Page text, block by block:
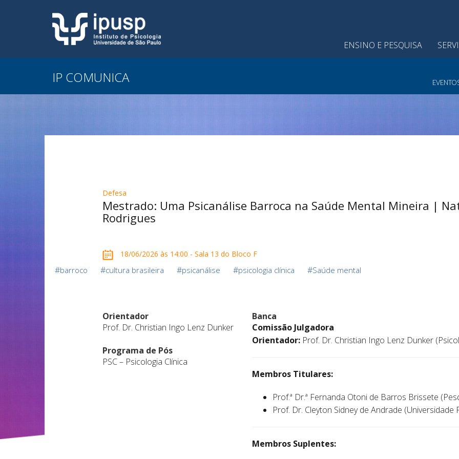
ENSINO E PESQUISA
IP COMUNICA
Defesa
Mestrado: Uma Psicanálise Barroca na Saúde Mental Mineira |
Rodrigues
18/06/2026 às 14:00 - Sala 13 do Bloco F
#barroco #cultura brasileira #psicanálise #psicologia clínica #Saúde mental
Orientador
Prof. Dr. Christian Ingo Lenz Dunker
Programa de Pós
PSC – Psicologia Clínica
Banca
Comissão Julgadora
Orientador: Prof. Dr. Christian Ingo Lenz Dunker
Membros Titulares:
Prof.ª Dr.ª Fernanda Otoni de Barros Brissete
Prof. Dr. Cleyton Sidney de Andrade (Universidade
Membros Suplentes: